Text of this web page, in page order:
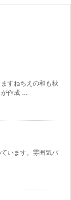
すねちえの和も秋
作成 ...
います。雰囲気バ